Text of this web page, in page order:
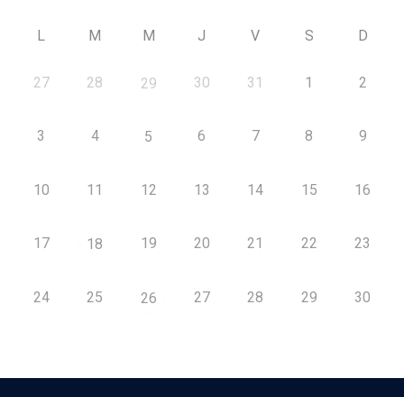
L M M J V S D
27 28 29 30 31 1 2
3 4 5 6 7 8 9
10 11 12 13 14 15 16
17 18 19 20 21 22 23
24 25 26 27 28 29 30